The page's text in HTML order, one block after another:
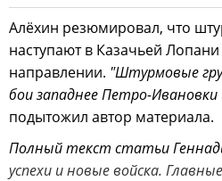
Алёхин резюмировал, что
наступают в Казачьей
направлении. "Штурмовые
бои западнее Петро-
подытожил автор материала.
Полный текст статьи
успехи и новые войска.